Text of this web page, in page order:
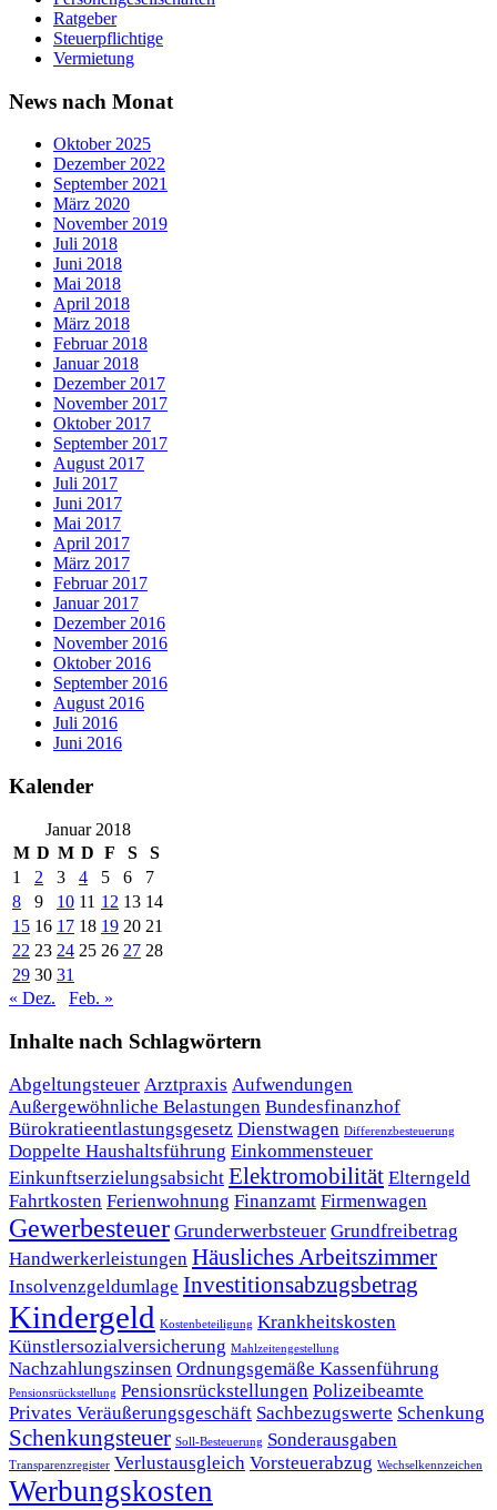
Ratgeber
Steuerpflichtige
Vermietung
News nach Monat
Oktober 2025
Dezember 2022
September 2021
März 2020
November 2019
Juli 2018
Juni 2018
Mai 2018
April 2018
März 2018
Februar 2018
Januar 2018
Dezember 2017
November 2017
Oktober 2017
September 2017
August 2017
Juli 2017
Juni 2017
Mai 2017
April 2017
März 2017
Februar 2017
Januar 2017
Dezember 2016
November 2016
Oktober 2016
September 2016
August 2016
Juli 2016
Juni 2016
Kalender
Januar 2018
M D M D F S
S
1
2 3 4 5 6
7
8
9 10 11 12 13 14
15 16 17 18 19 20 21
22 23 24 25 26 27 28
29 30 31
« Dez.
Feb. »
Inhalte nach Schlagwörtern
Abgeltungsteuer Arztpraxis Aufwendungen
Außergewöhnliche Belastungen Bundesfinanzhof
Bürokratieentlastungsgesetz Dienstwagen Differenzbesteuerung
Doppelte Haushaltsführung Einkommensteuer
Einkunftserzielungsabsicht Elektromobilität Elterngeld
Fahrtkosten Ferienwohnung Finanzamt Firmenwagen
Gewerbesteuer Grunderwerbsteuer Grundfreibetrag
Handwerkerleistungen Häusliches Arbeitszimmer
Insolvenzgeldumlage Investitionsabzugsbetrag
Kindergeld Kostenbeteiligung Krankheitskosten
Künstlersozialversicherung Mahlzeitengestellung
Nachzahlungszinsen Ordnungsgemäße Kassenführung
Pensionsrückstellung Pensionsrückstellungen Polizeibeamte
Privates Veräußerungsgeschäft Sachbezugswerte Schenkung
Schenkungsteuer Soll-Besteuerung Sonderausgaben
Transparenzregister Verlustausgleich Vorsteuerabzug Wechselkennzeichen
Werbungskosten